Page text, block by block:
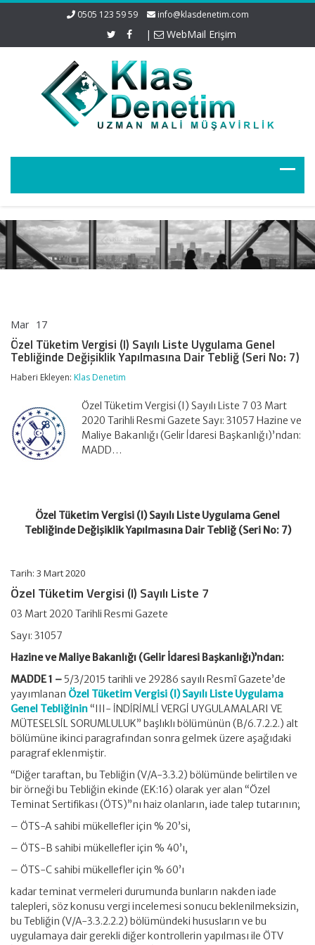
0505 123 59 59 info@klasdenetim.com
| WebMail Erişim
Mar 17
Vergisi
(I)
Sayılı
Liste
Genel
Tebliğinde
Değişiklik
Yapılmasına
için
Özel Tüketim Vergisi (I) Sayılı Liste Uygulama Genel
Tebliğinde Değişiklik Yapılmasına Dair Tebliğ (Seri No: 7)
Haberi Ekleyen: Klas Denetim
Özel Tüketim Vergisi (I) Sayılı Liste 7 03 Mart
2020 Tarihli Resmi Gazete Sayı: 31057 Hazine ve
Maliye Bakanlığı (Gelir İdaresi Başkanlığı)’ndan:
MADD…
Özel Tüketim Vergisi (I) Sayılı Liste Uygulama Genel
Tebliğinde Değişiklik Yapılmasına Dair Tebliğ (Seri No: 7)
Tarih: 3 Mart 2020
Özel Tüketim Vergisi (I) Sayılı Liste 7
03 Mart 2020 Tarihli Resmi Gazete
Sayı: 31057
Hazine ve Maliye Bakanlığı (Gelir İdaresi Başkanlığı)’ndan:
MADDE 1 – 5/3/2015 tarihli ve 29286 sayılı Resmî Gazete’de
yayımlanan Özel Tüketim Vergisi (I) Sayılı Liste Uygulama
Genel Tebliğinin “III- İNDİRİMLİ VERGİ UYGULAMALARI VE
MÜTESELSİL SORUMLULUK” başlıklı bölümünün (B/6.7.2.2.) alt
bölümüne ikinci paragrafından sonra gelmek üzere aşağıdaki
paragraf eklenmiştir.
“Diğer taraftan, bu Tebliğin (V/A-3.3.2) bölümünde belirtilen ve
bir örneği bu Tebliğin ekinde (EK:16) olarak yer alan “Özel
Teminat Sertifikası (ÖTS)”nı haiz olanların, iade talep tutarının;
– ÖTS-A sahibi mükellefler için % 20’si,
– ÖTS-B sahibi mükellefler için % 40’ı,
– ÖTS-C sahibi mükellefler için % 60’ı
kadar teminat vermeleri durumunda bunların nakden iade
talepleri, söz konusu vergi incelemesi sonucu beklenilmeksizin,
bu Tebliğin (V/A-3.3.2.2.2) bölümündeki hususların ve bu
uygulamaya dair gerekli diğer kontrollerin yapılması ile ÖTV